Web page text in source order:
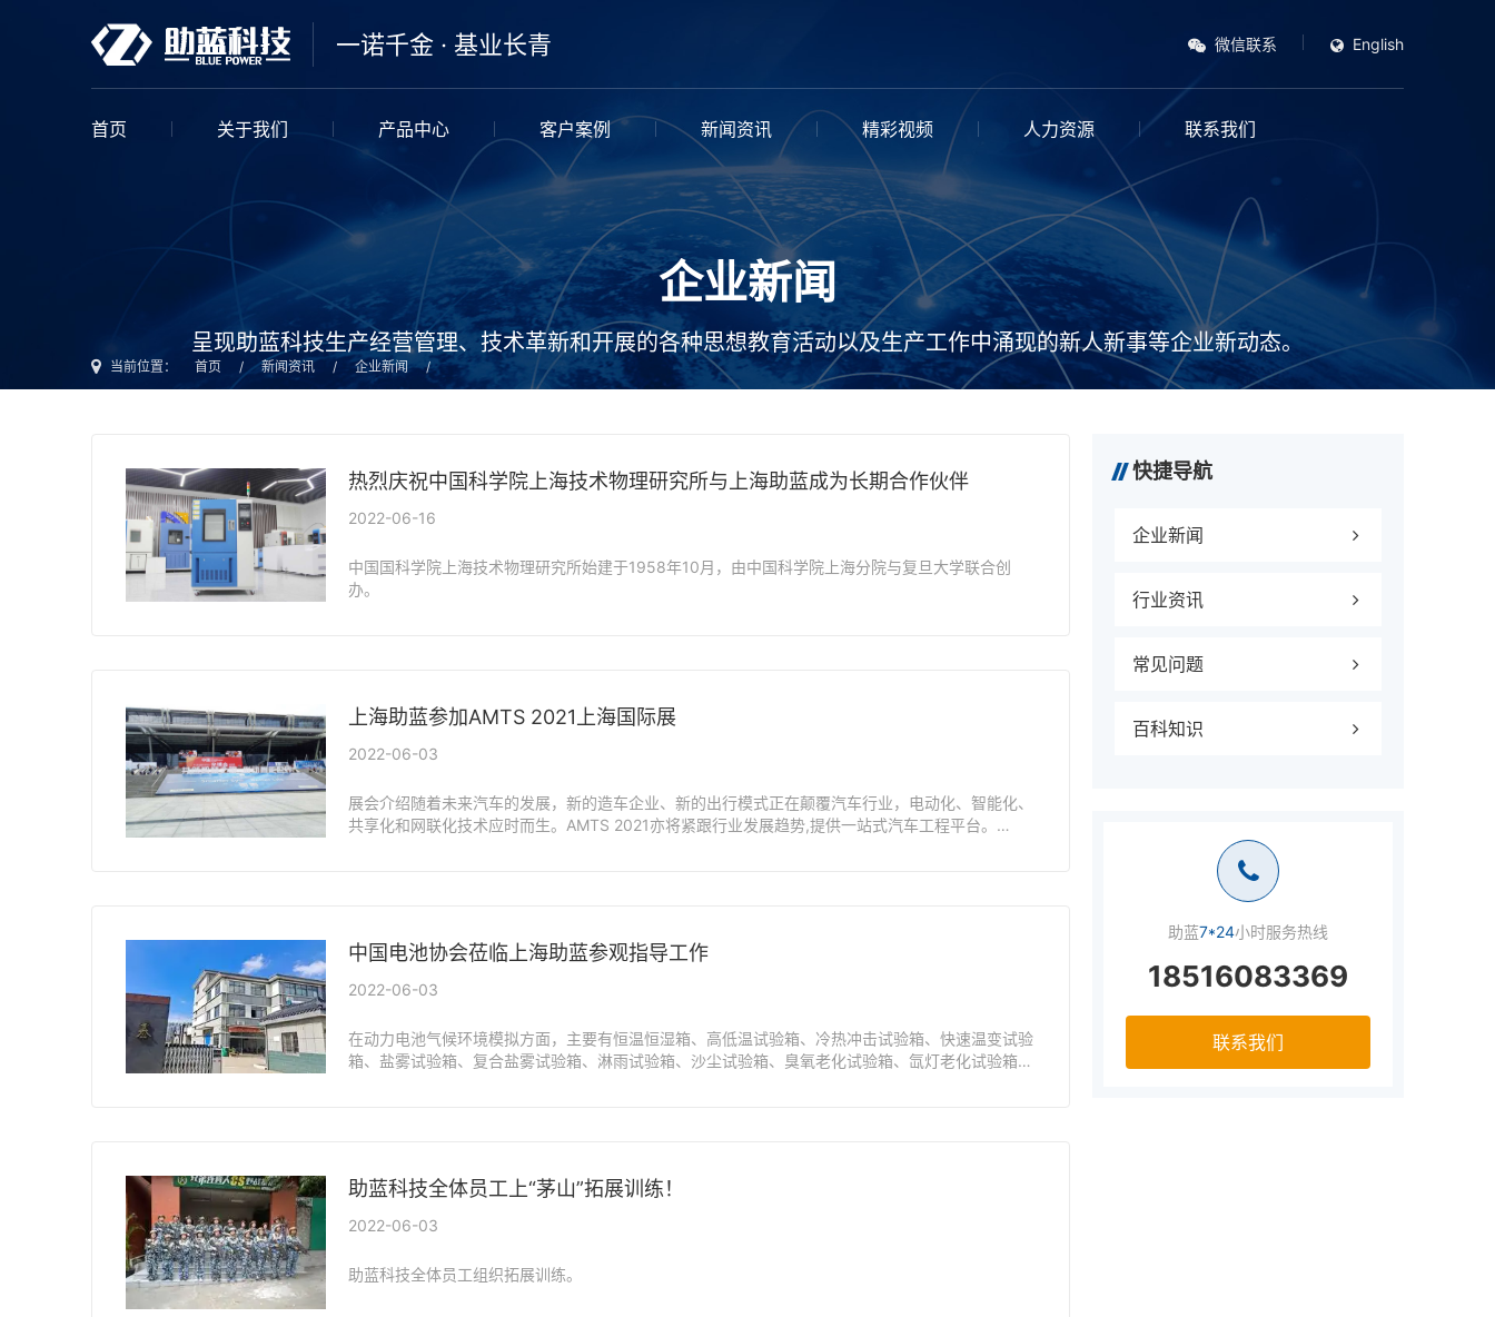
一诺千金 · 基业长青 微信联系 English
首页 关于我们 产品中心 客户案例 新闻资讯 精彩视频 人力资源 联系我们
企业新闻
呈现助蓝科技生产经营管理、技术革新和开展的各种思想教育活动以及生产工作中涌现的新人新事等企业新动态。
当前位置： 首页 / 新闻资讯 / 企业新闻 /
热烈庆祝中国科学院上海技术物理研究所与上海助蓝成为长期合作伙伴
2022-06-16
中国国科学院上海技术物理研究所始建于1958年10月，由中国科学院上海分院与复旦大学联合创
办。
上海助蓝参加AMTS 2021上海国际展
2022-06-03
展会介绍随着未来汽车的发展，新的造车企业、新的出行模式正在颠覆汽车行业，电动化、智能化、
共享化和网联化技术应时而生。AMTS 2021亦将紧跟行业发展趋势,提供一站式汽车工程平台。
中国电池协会莅临上海助蓝参观指导工作
2022-06-03
在动力电池气候环境模拟方面，主要有恒温恒湿箱、高低温试验箱、冷热冲击试验箱、快速温变试验
箱、盐雾试验箱、复合盐雾试验箱、淋雨试验箱、沙尘试验箱、臭氧老化试验箱、氙灯老化试验箱、
助蓝科技全体员工上“茅山”拓展训练！
2022-06-03
助蓝科技全体员工组织拓展训练。
快捷导航
企业新闻
行业资讯
常见问题
百科知识
助蓝7*24小时服务热线
18516083369
联系我们